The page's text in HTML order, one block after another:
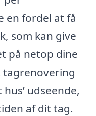
en fordel at få
som kan give
på netop dine
udseende,
af dit tag.